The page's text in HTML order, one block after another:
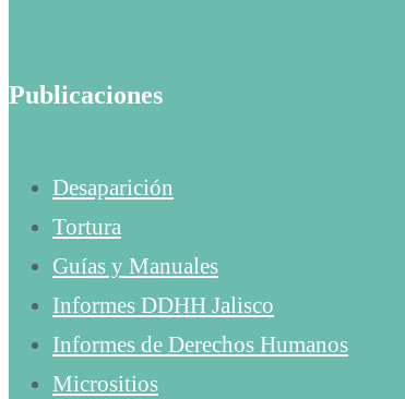
Publicaciones
Desaparición
Tortura
Guías y Manuales
Informes DDHH Jalisco
Informes de Derechos Humanos
Micrositios